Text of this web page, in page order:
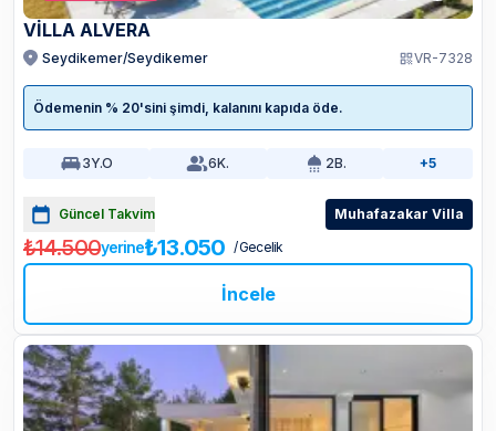
VİLLA ALVERA
Seydikemer/Seydikemer VR-7328
Ödemenin % 20'sini şimdi, kalanını kapıda öde.
3Y.O 6K. 2B. +5
Güncel Takvim Muhafazakar Villa
₺14.500yerine₺13.050 / Gecelik
İncele